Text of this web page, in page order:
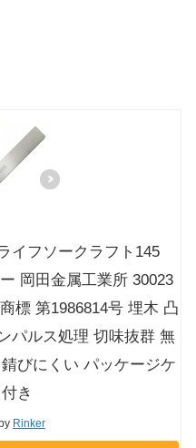
イフソークラフト145
岡田金属工業所 30023
標 第1986814号 埋木 凸
パルス処理 切味抜群 無
びにくい パッケージケ
き
Rinker